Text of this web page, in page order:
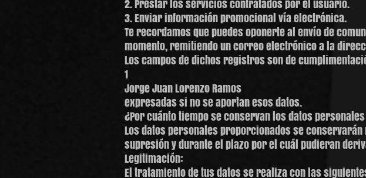
2. Prestar los servicios contratados por el usuario.
3. Enviar información promocional vía electrónica.
Te recordamos que puedes oponerte al envío de
momento, remitiendo un correo electrónico a la
Los campos de dichos registros son de
1
Jorge Juan Lorenzo Ramos
expresadas si no se aportan esos datos.
¿Por cuánto tiempo se conservan los datos
Los datos personales proporcionados se
supresión y durante el plazo por el cuál pudieran
Legitimación:
El tratamiento de tus datos se realiza con las